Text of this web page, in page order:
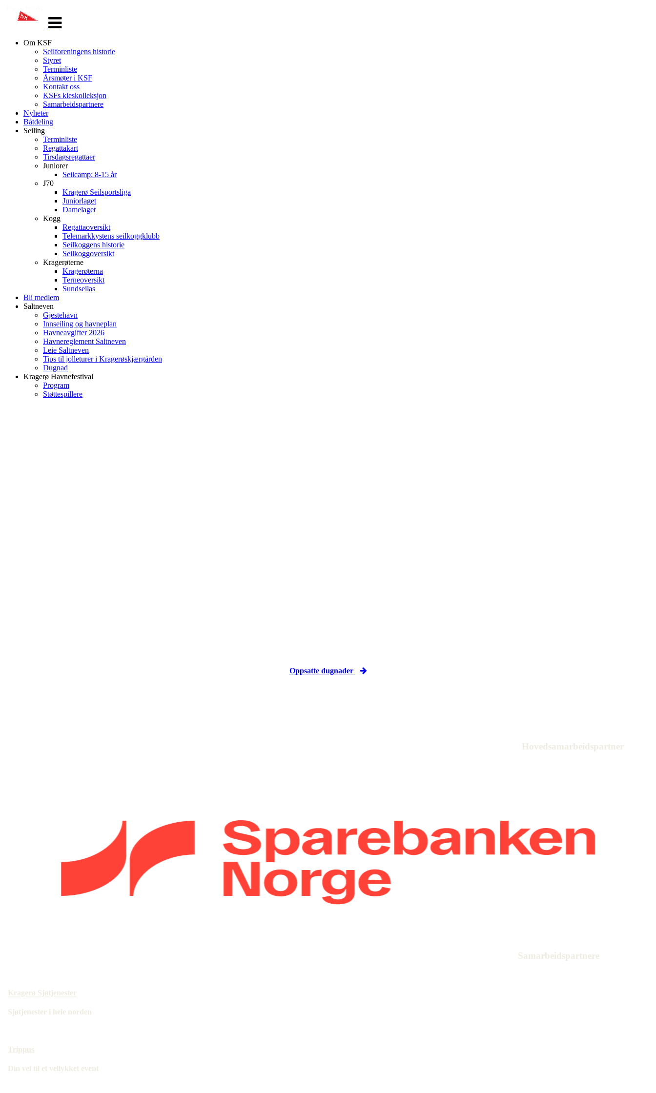
navigasjon
Om KSF
Seilforeningens historie
Styret
Terminliste
Årsmøter i KSF
Kontakt oss
KSFs kleskolleksjon
Samarbeidspartnere
Nyheter
Båtdeling
Seiling
Terminliste
Regattakart
Tirsdagsregattaer
Juniorer
Seilcamp: 8-15 år
J70
Kragerø Seilsportsliga
Juniorlaget
Damelaget
Kogg
Regattaoversikt
Telemarkkystens seilkoggklubb
Seilkoggens historie
Seilkoggoversikt
Kragerøterne
Kragerøterna
Terneoversikt
Sundseilas
Bli medlem
Saltneven
Gjestehavn
Innseiling og havneplan
Havneavgifter 2026
Havnereglement Saltneven
Leie Saltneven
Tips til jolleturer i Kragerøskjærgården
Dugnad
Kragerø Havnefestival
Program
Støttespillere
Oppsatte dugnader
Hovedsamarbeidspartner
Samarbeidspartnere
Kragerø Sjøtjenester
Sjøtjenester i hele norden
Trippus
Din vei til et vellykket event